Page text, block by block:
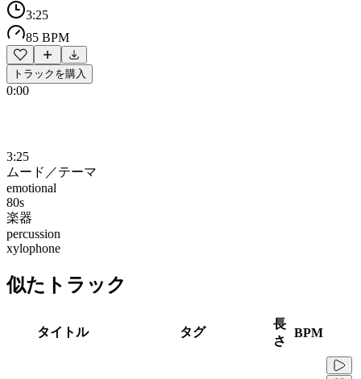
3:25
85 BPM
トラックを購入
0:00
3:25
ムード／テーマ
emotional
80s
楽器
percussion
xylophone
似たトラック
タイトル タグ
長
さ
BPM